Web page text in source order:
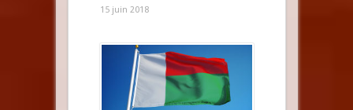
15 juin 2018